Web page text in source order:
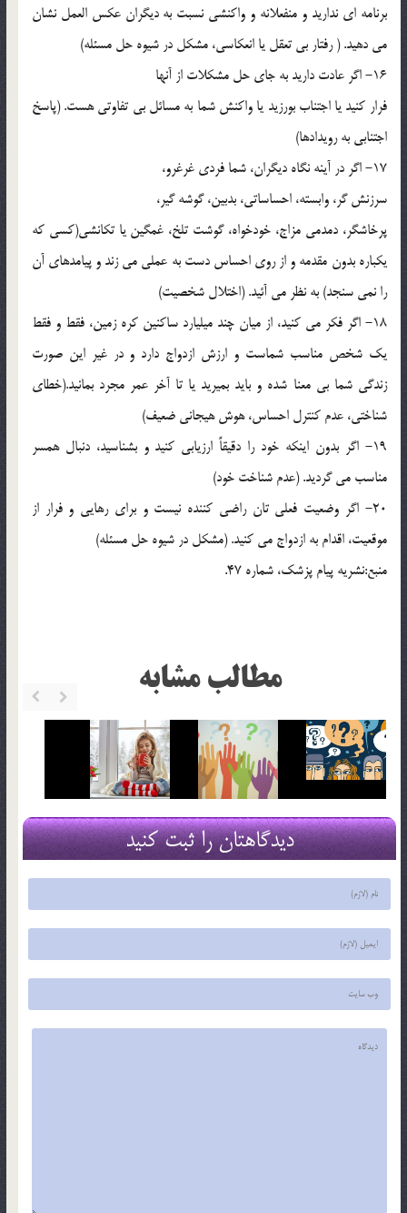
برنامه اي نداريد و منفعلانه و واکنشي نسبت به ديگران عکس العمل نشان
مي دهيد. ( ‏رفتار بي تعقل يا انعکاسي، مشکل در شيوه حل مسئله)
16- اگر عادت داريد به جاي حل مشکلات از آنها
‏فرار کنيد يا اجتناب بورزيد ‏يا واکنش شما به مسائل بي تفاوتي هست. (پاسخ
اجتنابي به رويدادها)
17- ‏اگر در آينه نگاه ديگران، شما فردي غرغرو،
‏سرزنش گر، وابسته، احساساتي، بدبين، گوشه گير،
پرخاشگر، دمدمي مزاج، خودخواه، گوشت تلخ، غمگين يا تکانشي(کسي که
يکباره بدون مقدمه و از روي احساس دست به عملي مي زند و پيامدهاي آن
را نمي سنجد) به نظر مي آئيد. (اختلال شخصيت)
18- اگر فکر مي کنيد، از ميان چند ميليارد ساکنين کره زمين، فقط و فقط
يک شخص مناسب شماست و ارزش ازدواج دارد و در غير اين صورت
زندگي شما بي معنا شده و بايد بميريد يا تا آخر عمر مجرد بمانيد.(خطاي
شناختي، عدم کنترل احساس، هوش هيجاني ضعيف)
19- اگر بدون اينکه خود را دقيقاً ارزيابي کنيد و بشناسيد، دنبال همسر
مناسب مي گرديد. (عدم شناخت خود)
20- اگر وضعيت فعلي تان راضي کننده نيست و براي رهايي و فرار از
موقعيت، اقدام به ازدواج مي کنيد. (مشکل در شيوه حل مسئله)
منبع:نشريه پيام پزشک، شماره 47.
مطالب مشابه
دیدگاهتان را ثبت کنید